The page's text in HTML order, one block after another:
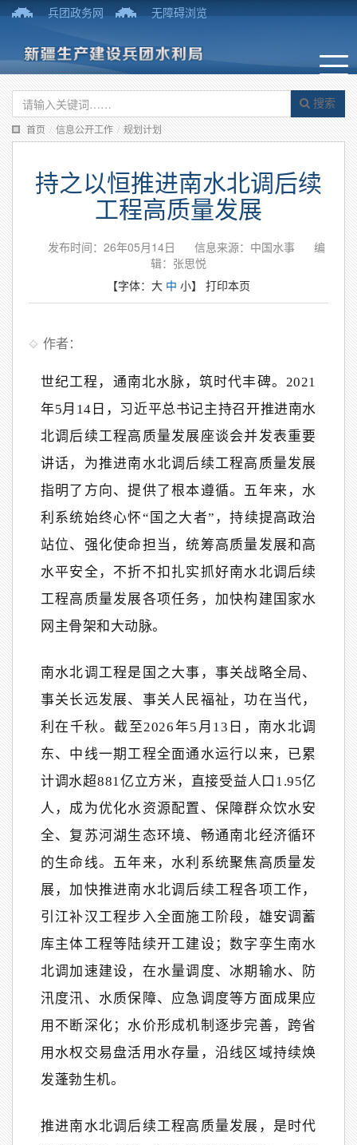
兵团政务网 无障碍浏览
搜索
首页 / 信息公开工作 / 规划计划
持之以恒推进南水北调后续
工程高质量发展
发布时间：26年05月14日 信息来源：中国水事
编
辑：张思悦
【字体： 大 中 小】 打印本页
作者：
世纪工程，通南北水脉，筑时代丰碑。2021
年5月14日，习近平总书记主持召开推进南水
北调后续工程高质量发展座谈会并发表重要
讲话，为推进南水北调后续工程高质量发展
指明了方向、提供了根本遵循。五年来，水
利系统始终心怀“国之大者”，持续提高政治
站位、强化使命担当，统筹高质量发展和高
水平安全，不折不扣扎实抓好南水北调后续
工程高质量发展各项任务，加快构建国家水
网主骨架和大动脉。
南水北调工程是国之大事，事关战略全局、
事关长远发展、事关人民福祉，功在当代，
利在千秋。截至2026年5月13日，南水北调
东、中线一期工程全面通水运行以来，已累
计调水超881亿立方米，直接受益人口1.95亿
人，成为优化水资源配置、保障群众饮水安
全、复苏河湖生态环境、畅通南北经济循环
的生命线。五年来，水利系统聚焦高质量发
展，加快推进南水北调后续工程各项工作，
引江补汉工程步入全面施工阶段，雄安调蓄
库主体工程等陆续开工建设；数字孪生南水
北调加速建设，在水量调度、冰期输水、防
汛度汛、水质保障、应急调度等方面成果应
用不断深化；水价形成机制逐步完善，跨省
用水权交易盘活用水存量，沿线区域持续焕
发蓬勃生机。
推进南水北调后续工程高质量发展，是时代